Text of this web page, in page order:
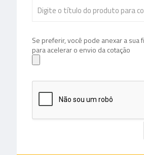
Se preferir, você pode anexar a sua
para acelerar o envio da cotação